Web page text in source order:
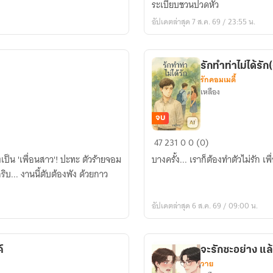
ที่
1:
โลก
ดิจิทัล
ระเบียบชวนปวดหัว
อัปเดตล่าสุด 7 ส.ค. 69 / 23:55 น.
น 'เพื่อนสาว'! ปะทะ ตัวร้ายจอม
บ... งานนี้ตับต้องพัง ด้วยกาว
รัก
ทำท่า
ไม่
ยาว)
จบ
รักทำท่าไม่ได้รั
รักคอมเมดี้
เหลือง
4723100 (0)
บางครั้ง... เราก็ต้องทำตัวไม่รัก
อัปเดตล่าสุด 6 ส.ค. 69 / 09:00 น.
จะรักซะอย่าง แ
วาย